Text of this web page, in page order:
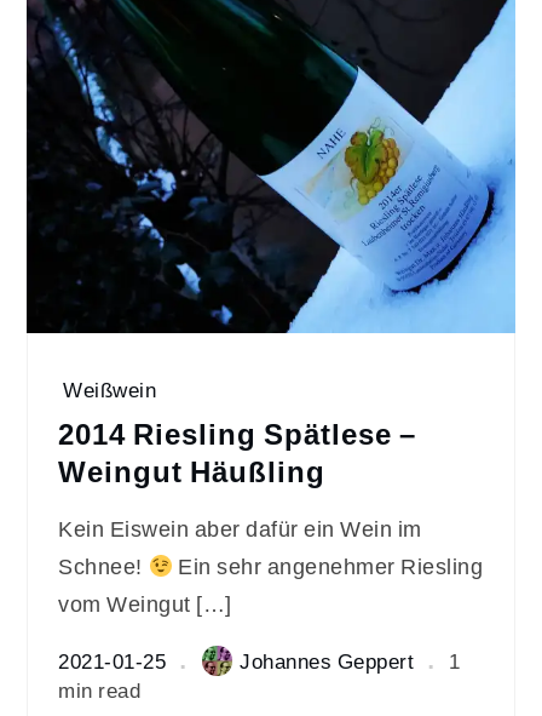
Weißwein
2014 Riesling Spätlese –
Weingut Häußling
Kein Eiswein aber dafür ein Wein im
Schnee!
Ein sehr angenehmer Riesling
vom Weingut […]
2021-01-25 Johannes Geppert
1
min read